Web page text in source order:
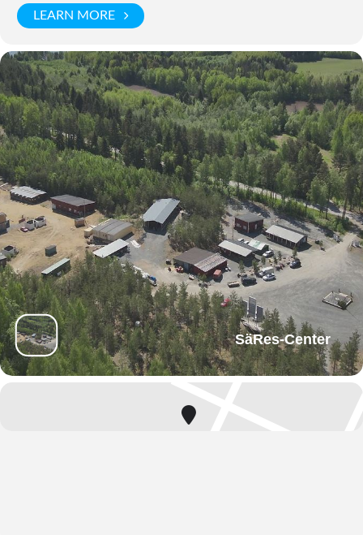
LEARN MORE
SäRes-Center